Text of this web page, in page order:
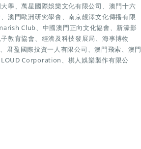
學、萬星國際娛樂文化有限公司、澳門十六
澳門歐洲研究學會、南京靚澤文化傳播有限
Club、中國澳門正向文化協會、新濠影
教育協會、經濟及科技發展局、海事博物
君盈國際投資一人有限公司、澳門飛索、澳門
Corporation、棋人娛樂製作有限公